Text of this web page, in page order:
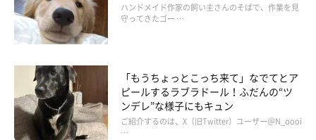
ハンドメイド作家の飼い主さんのそばで、作業を見
守ってきたゴー …
「もうちょっとこっち来て」なでてとア
ピールするラブラドール！ふだんの“ツ
ンデレ”な様子にもキュン
ご紹介するのは、X（旧Twitter）ユーザー＠N_oooi
…